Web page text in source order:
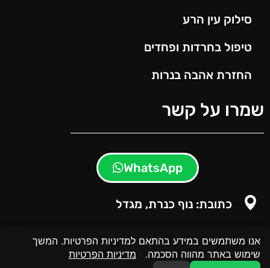
סילוק עין הרע
טיפול בחרדות ופחדים
החזרת אהבה בנרות
שמרו על קשר
WhatsApp
כתובת: נוף כנרת, מגדל
אנו משתמשים במידע בהתאם למדיניות הפרטיות. המשך
שימוש באתר מהווה הסכמה. מדיניות הפרטיות